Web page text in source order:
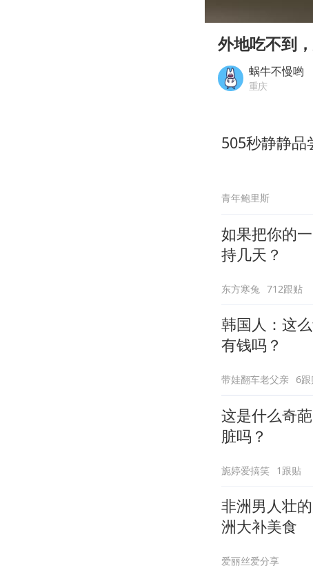
外地吃不到
蜗牛不慢哟
重庆
505秒静静品
青年鲍里斯
如果把你的
持几天？
东方寒兔 712跟贴
韩国人：这
有钱吗？
带娃翻车老父亲 6
这是什么奇
脏吗？
旎婷爱搞笑 1跟贴
非洲男人壮
洲大补美食
爱丽丝爱分享